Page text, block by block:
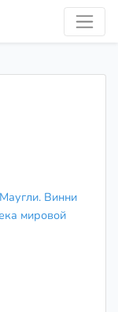
Винни
мировой